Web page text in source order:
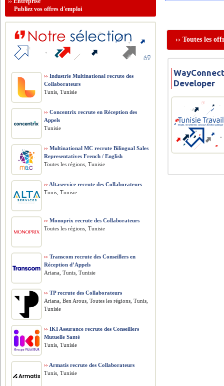
›› Toutes les
Developer
Publiez vos offres d'emploi
›› Industrie Multinational recrute des
Collaborateurs
Tunis, Tunisie
›› Concentrix recrute en Réception des
Appels
Tunisie
›› Multinational MC recrute Bilingual Sales
Representatives French / English
Toutes les régions, Tunisie
›› Altaservice recrute des Collaborateurs
Tunis, Tunisie
›› Monoprix recrute des Collaborateurs
Toutes les régions, Tunisie
›› Transcom recrute des Conseillers en
Réception d’Appels
Ariana, Tunis, Tunisie
›› TP recrute des Collaborateurs
Ariana, Ben Arous, Toutes les régions, Tunis,
Tunisie
›› IKI Assurance recrute des Conseillers
Mutuelle Santé
Tunis, Tunisie
›› Armatis recrute des Collaborateurs
Tunis, Tunisie